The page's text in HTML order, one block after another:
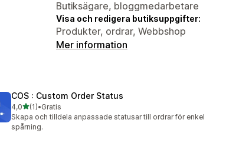
Butiksägare, bloggmedarbetare
Visa och redigera butiksuppgifter:
Produkter, ordrar, Webbshop
Mer information
COS : Custom Order Status
4,0av 5 stjärnor
(1)
1 recensioner totalt
•Gratis
Skapa och tilldela anpassade statusar till ordrar för enkel
spårning.